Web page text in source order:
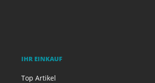
IHR EINKAUF
Top Artikel